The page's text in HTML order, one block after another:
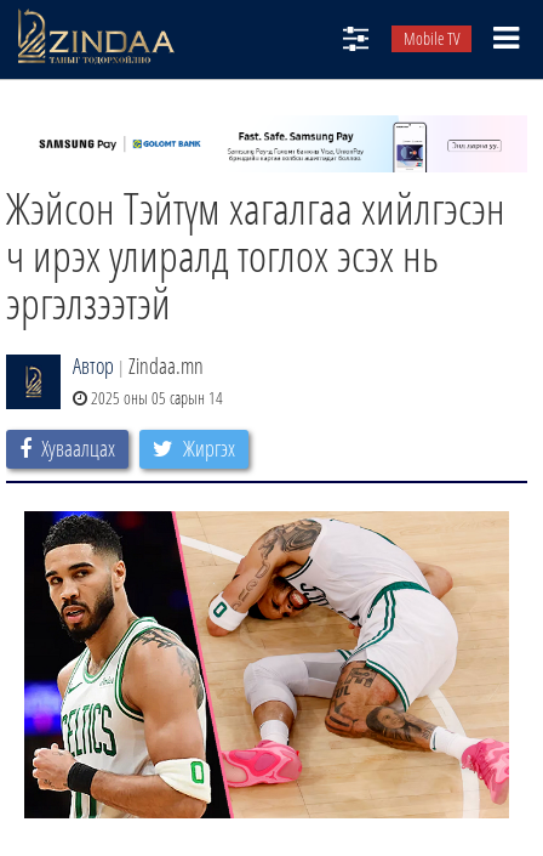
Mobile TV
ТВ8
ӨГЛӨӨНИЙ СОНИН
ЗИНДАА СЭТГҮҮЛ
Жэйсон Тэйтүм хагалгаа хийлгэсэн
ч ирэх улиралд тоглох эсэх нь
эргэлзээтэй
Автор | Zindaa.mn
2025 оны 05 сарын 14
Хуваалцах Жиргэх